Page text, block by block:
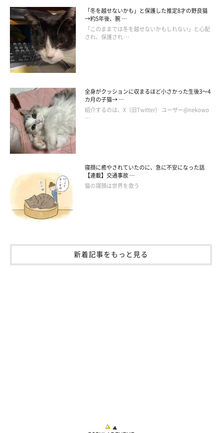
「冬を越せないかも」と保護した推定8才の野良猫
→約5年後、腕 …
「このままでは冬を越せないかもしれない」と心配
され、保護され …
全身がクッションに収まるほど小さかった生後3～4
カ月の子猫→ …
紹介するのは、X（旧Twitter） ユーザー@nekowo
…
寝顔に癒やされていたのに、急に不安になった話
【連載】交通事故 …
猫の寝顔は世界を救う
新着記事をもっと見る